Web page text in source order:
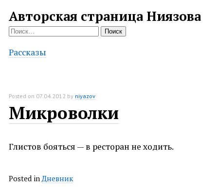
Авторская страница Ниязова
Найти:
Рассказы
Posted on 07.04.2012 byniyazov
Микроволки
Глистов бояться — в ресторан не ходить.
Posted in Дневник